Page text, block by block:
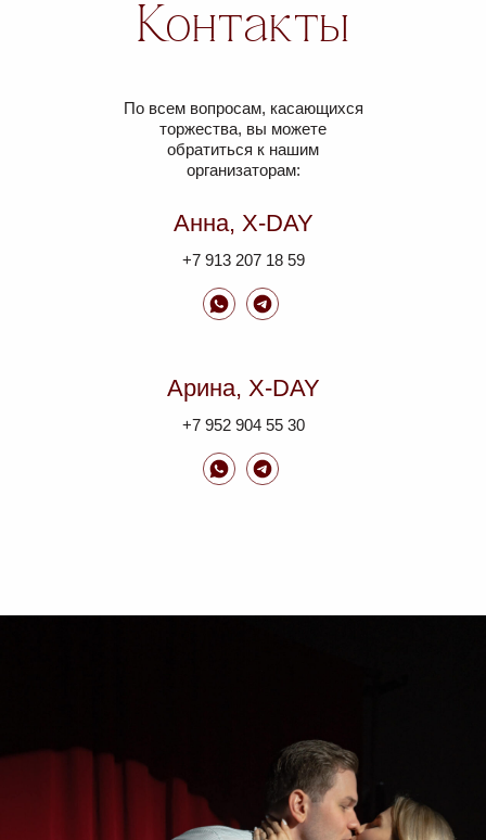
По всем вопросам, касающихся
торжества, вы можете
обратиться к нашим
организаторам:
Контакты
+7 913 207 18 59
Анна, X-DAY
+7 952 904 55 30
Арина, X-DAY